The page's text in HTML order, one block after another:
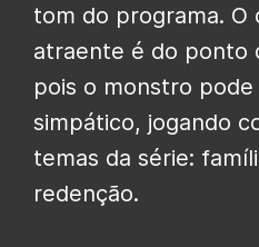
tom do programa. O
atraente é do ponto
pois o monstro
simpático, jogando
temas da série:
redenção.